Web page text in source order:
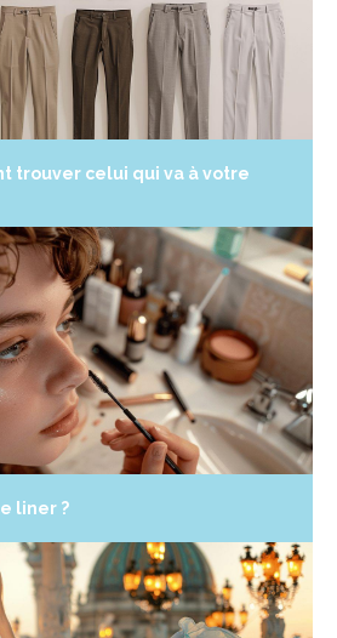
trouver celui qui va à votre
liner ?